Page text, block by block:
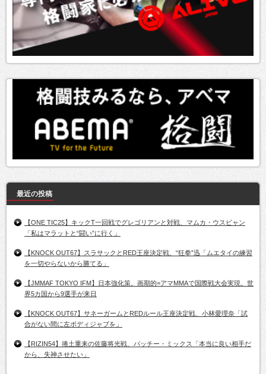
最近の投稿
【ONE TIC25】キックT一回戦でグレゴリアンと対戦、マムカ・ウスビャン
「私はマラットと“闘い”に行く」
【KNOCK OUT67】スラサックとRED王座決定戦、“狂拳”迅「ムエタイの練習
を一切やらないから勝てる」
【JMMAF TOKYO IFM】日本強化策。画期的=アマMMAで国際戦大会実現。世
界5カ国から9選手が来日
【KNOCK OUT67】サネーガームとREDルール王座決定戦、小林愛理奈「試
合がない間に左ボディジャブを」
【RIZIN54】捲土重来の佐藤将光戦、パッチー・ミックス「本当に良い相手だ
から、失神させたい」